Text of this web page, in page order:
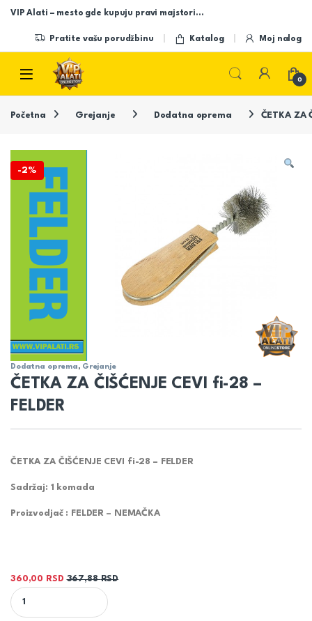
Skip to navigation
Skip to content
VIP Alati – mesto gde kupuju pravi majstori…
Pratite vašu porudžbinu Katalog Moj nalog
Open
0
Početna Grejanje Dodatna oprema ČETKA ZA
-2%
Dodatna oprema, Grejanje
ČETKA ZA ČIŠĆENJE CEVI fi-28 –
FELDER
ČETKA ZA ČIŠĆENJE CEVI fi-28 – FELDER
Sadržaj: 1 komada
Proizvodjač : FELDER – NEMAČKA
360,00 RSD 367,88RSD
ČETKA ZA ČIŠĆENJE CEVI fi-28 - FELDER quantity